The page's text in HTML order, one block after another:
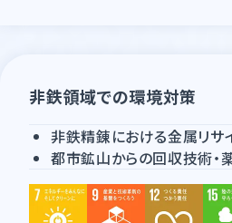
非鉄領域での環境対策
非鉄精錬における金属リサ
都市鉱山からの回収技術・